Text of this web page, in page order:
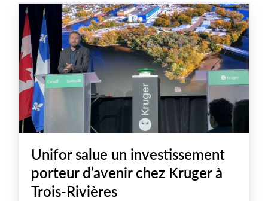
Unifor salue un investissement
porteur d’avenir chez Kruger à
Trois-Rivières